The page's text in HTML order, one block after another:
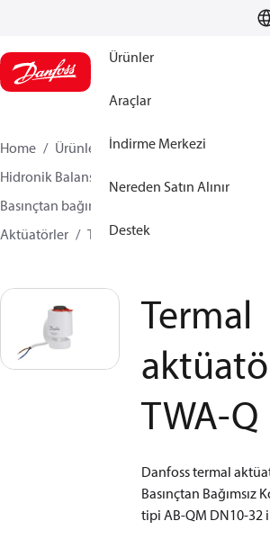
Ürünler
Araçlar
İndirme Merkezi
Nereden Satın Alınır
Destek
Home Ürünler
İklimlendirme Çözümleri -
Hidronik Balans ve Kontrol
Basınçtan bağımsız dengeleme ve kontrol
Aktüatörler
Termal aktüatörler Termal
Termal
TWA-Q
Danfoss termal
Basınçtan Bağımsız
tipi AB-QM DN10-32